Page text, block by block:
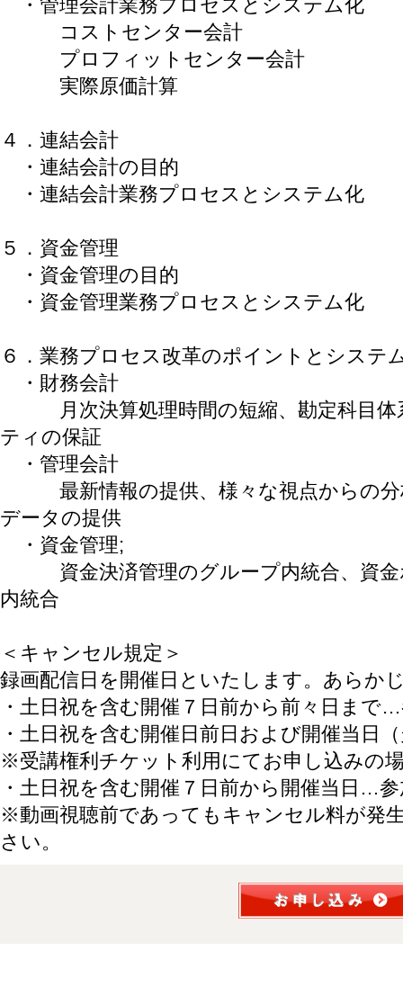
・管理会計業務プロセスとシステム化
コストセンター会計
プロフィットセンター会計
実際原価計算
４．連結会計
・連結会計の目的
・連結会計業務プロセスとシステム化
５．資金管理
・資金管理の目的
・資金管理業務プロセスとシステム化
６．業務プロセス改革のポイントとシステ
・財務会計
月次決算処理時間の短縮、勘定科目体
ティの保証
・管理会計
最新情報の提供、様々な視点からの分
データの提供
・資金管理;
資金決済管理のグループ内統合、資金
内統合
＜キャンセル規定＞
録画配信日を開催日といたします。あらか
・土日祝を含む開催７日前から前々日まで
・土日祝を含む開催日前日および開催当日
※受講権利チケット利用にてお申し込みの
・土日祝を含む開催７日前から開催当日…
※動画視聴前であってもキャンセル料が発
さい。